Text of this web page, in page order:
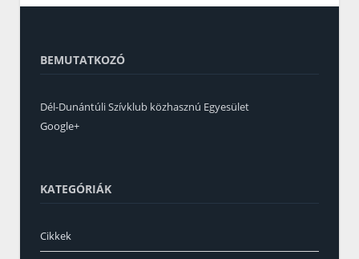
BEMUTATKOZÓ
Dél-Dunántúli Szívklub közhasznú Egyesület
Google+
KATEGÓRIÁK
Cikkek